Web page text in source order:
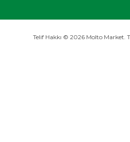
Telif Hakkı © 2026 Molto Market.